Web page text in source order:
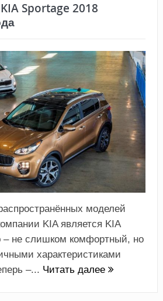
Sportage 2018
моделей
KIA является KIA
– не слишком комфортный, но
характеристиками
–... Читать далее